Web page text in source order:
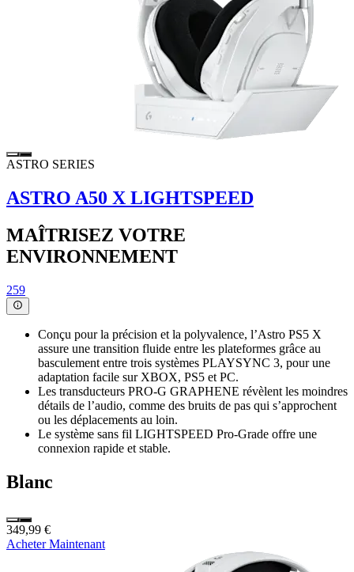
ASTRO SERIES
ASTRO A50 X LIGHTSPEED
MAÎTRISEZ VOTRE
ENVIRONNEMENT
259
Conçu pour la précision et la polyvalence, l’Astro PS5 X
assure une transition fluide entre les plateformes grâce au
basculement entre trois systèmes PLAYSYNC 3, pour une
adaptation facile sur XBOX, PS5 et PC.
Les transducteurs PRO-G GRAPHENE révèlent les moindres
détails de l’audio, comme des bruits de pas qui s’approchent
ou les déplacements au loin.
Le système sans fil LIGHTSPEED Pro-Grade offre une
connexion rapide et stable.
Blanc
349,99 €
Acheter Maintenant